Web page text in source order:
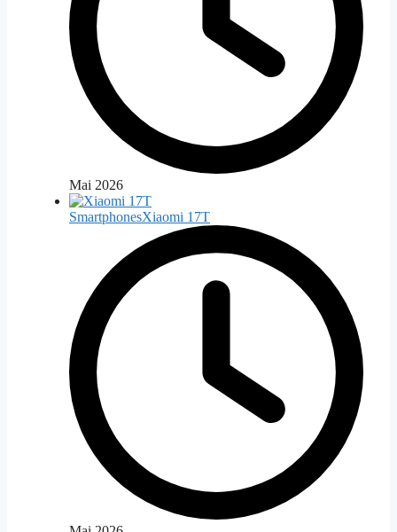
Mai 2026
SmartphonesXiaomi 17T